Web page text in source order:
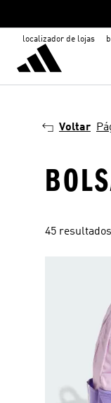
localizador de lojas
Voltar
45 resultados